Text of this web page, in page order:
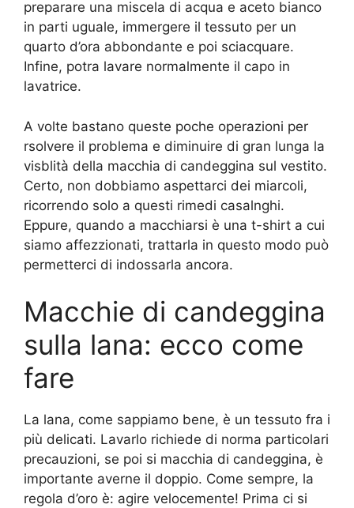
preparare una miscela di acqua e aceto bianco
in parti uguale, immergere il tessuto per un
quarto d’ora abbondante e poi sciacquare.
Infine, potra lavare normalmente il capo in
lavatrice.
A volte bastano queste poche operazioni per
rsolvere il problema e diminuire di gran lunga la
visblità della macchia di candeggina sul vestito.
Certo, non dobbiamo aspettarci dei miarcoli,
ricorrendo solo a questi rimedi casalnghi.
Eppure, quando a macchiarsi è una t-shirt a cui
siamo affezzionati, trattarla in questo modo può
permetterci di indossarla ancora.
Macchie di candeggina
sulla lana: ecco come
fare
La lana, come sappiamo bene, è un tessuto fra i
più delicati. Lavarlo richiede di norma particolari
precauzioni, se poi si macchia di candeggina, è
importante averne il doppio. Come sempre, la
regola d’oro è: agire velocemente! Prima ci si